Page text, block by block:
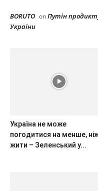
BORUTO onПутін
України
Україна не може
погодитися на менше,
жити – Зеленський у...